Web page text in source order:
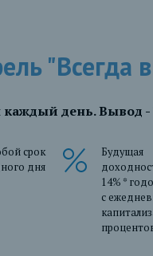
"Всегда
день. Вывод -
срок
дня
Будущая
14% *
с